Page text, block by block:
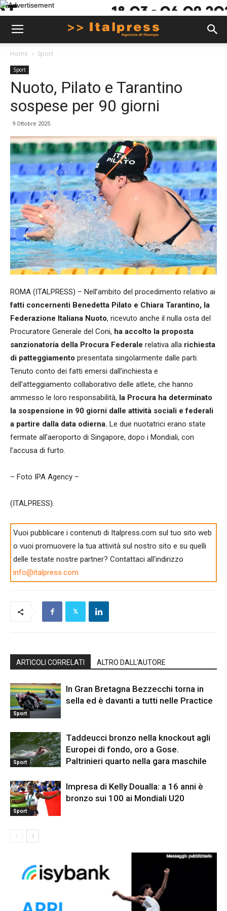
Home Sport
Sport
Nuoto, Pilato e Tarantino
sospese per 90 giorni
9 Ottobre 2025
ROMA (ITALPRESS) – Nell’ambito del procedimento relativo ai
fatti concernenti Benedetta Pilato e Chiara Tarantino, la
Federazione Italiana Nuoto, ricevuto anche il nulla osta del
Procuratore Generale del Coni, ha accolto la proposta
sanzionatoria della Procura Federale relativa alla richiesta
di patteggiamento presentata singolarmente dalle parti.
Tenuto conto dei fatti emersi dall’inchiesta e
dell’atteggiamento collaborativo delle atlete, che hanno
ammesso le loro responsabilità, la Procura ha determinato
la sospensione in 90 giorni dalle attività sociali e federali
a partire dalla data odierna. Le due nuotatrici erano state
fermate all’aeroporto di Singapore, dopo i Mondiali, con
l’accusa di furto.
– Foto IPA Agency –
(ITALPRESS).
Vuoi pubblicare i contenuti di Italpress.com sul tuo sito web
o vuoi promuovere la tua attività sul nostro sito e su quelli
delle testate nostre partner? Contattaci all'indirizzo
info@italpress.com
ARTICOLI CORRELATI ALTRO DALL'AUTORE
Sport
In Gran Bretagna Bezzecchi torna in
sella ed è davanti a tutti nelle Practice
Sport
Taddeucci bronzo nella knockout agli
Europei di fondo, oro a Gose.
Paltrinieri quarto nella gara maschile
Sport
Impresa di Kelly Doualla: a 16 anni è
bronzo sui 100 ai Mondiali U20